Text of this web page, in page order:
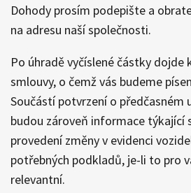
Dohody prosím podepište a
na adresu naší společnosti.
Po úhradě vyčíslené částky dojde
smlouvy, o čemž vás budeme
Součástí potvrzení o předčasném
budou zároveň informace týkající
provedení změny v evidenci
potřebných podkladů, je-li to pro
relevantní.